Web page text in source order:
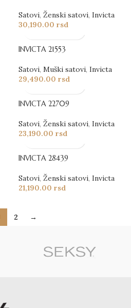
Satovi, Ženski satovi, Invicta
30,190.00 rsd
INVICTA 21553
Satovi, Muški satovi, Invicta
29,490.00 rsd
INVICTA 22709
Satovi, Ženski satovi, Invicta
23,190.00 rsd
INVICTA 28439
Satovi, Ženski satovi, Invicta
21,190.00 rsd
2 →